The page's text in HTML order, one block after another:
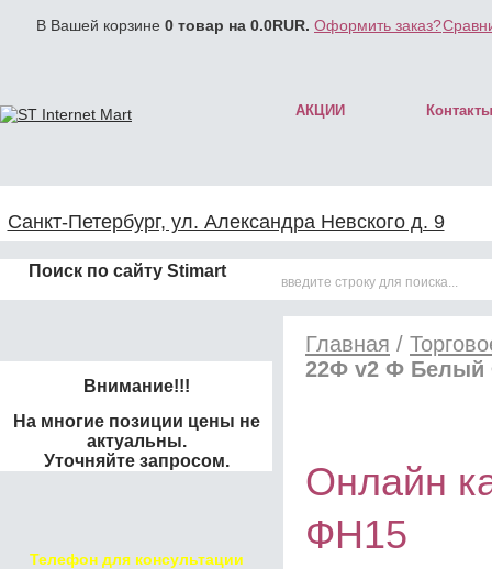
В Вашей корзине 0 товар на 0.0RUR. Оформить заказ?
АКЦИИ Контакты
Санкт-Петербург, ул. Александра Невского д. 9
Поиск по сайту Stimart
Внимание!!!
На многие позиции цены не
актуальны.
Уточняйте запросом.
Телефон для консультации
Главная /
22Ф v2 Ф Белый
Онлайн
ФН15